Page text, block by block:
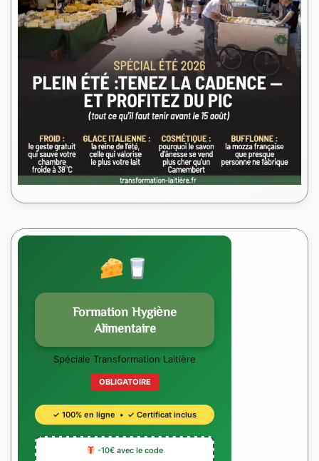
Formation Hygiène
Alimentaire
Spéciale Transformation Laitière
OBLIGATOIRE
✓ 100% en ligne • ✓ Certificat inclus
-10€ avec le code